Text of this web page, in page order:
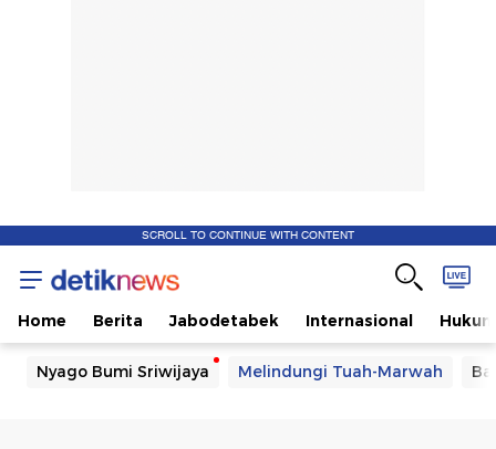
SCROLL TO CONTINUE WITH CONTENT
Home Berita Jabodetabek Internasional Hukum
Nyago Bumi Sriwijaya Melindungi Tuah-Marwah